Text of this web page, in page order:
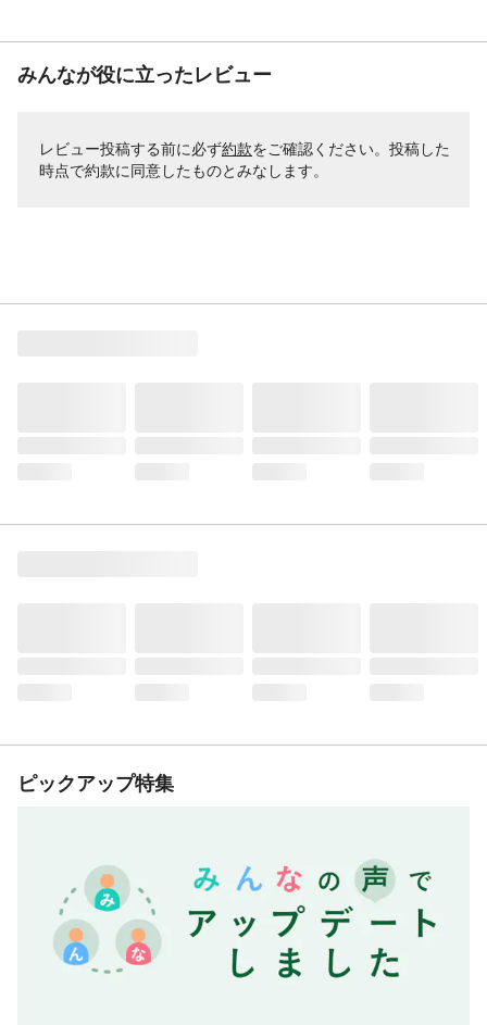
みんなが役に立ったレビュー
レビュー投稿する前に必ず約款をご確認ください。投稿した
時点で約款に同意したものとみなします。
ピックアップ特集